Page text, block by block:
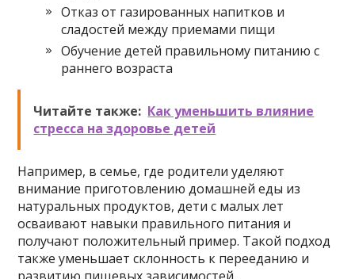
Отказ от газированных напитков и
сладостей между приемами пищи
Обучение детей правильному питанию с
раннего возраста
Читайте также: Как уменьшить влияние
стресса на здоровье детей
Например, в семье, где родители уделяют
внимание приготовлению домашней еды из
натуральных продуктов, дети с малых лет
осваивают навыки правильного питания и
получают положительный пример. Такой подход
также уменьшает склонность к перееданию и